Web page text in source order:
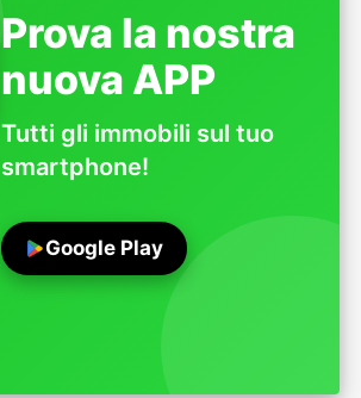
Prova la nostra
nuova APP
Tutti gli immobili sul tuo
smartphone!
Google Play